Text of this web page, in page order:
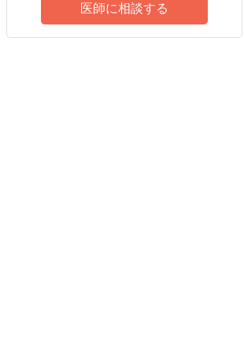
医師に相談する